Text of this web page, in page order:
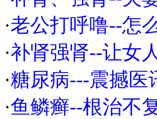
·老公打呼噜--怎
·补肾强肾--让女
·糖尿病---震撼医
·鱼鳞癣--根治不